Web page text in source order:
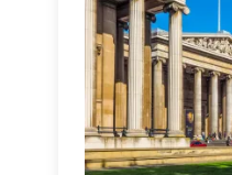
podrás llegar
ellos y además
fantástica
norte.